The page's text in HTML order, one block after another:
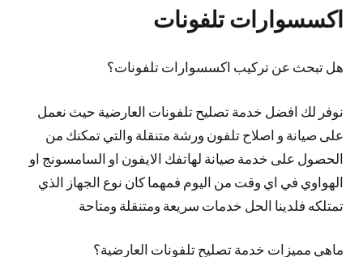
اكسسوارات تلفونات
هل تبحث عن تركيب اكسسوارات تلفونات؟
نوفر لك افضل خدمة تصليح تلفونات العارضية حيث نعمل
على صيانة و اصلاح تلفون ورشة متنقلة والتي تمكنك من
الحصول على خدمة صيانة لهاتفك الايفون او السامسونج او
الهواوي في اي وقت من اليوم فمهما كان نوع الجهاز الذي
تمتلكه فلدينا الحل خدمات سريعة ومتنقلة ومتاحة
ماهي مميزات خدمة تصليح تلفونات العارضية؟